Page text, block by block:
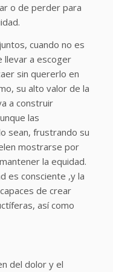
o de perder para
cuando no es
llevar a escoger
sin quererlo en
su alto valor de la
a construir
las
sean, frustrando su
mostrarse por
la equidad.
es consciente ,y la
de crear
así como
del dolor y el